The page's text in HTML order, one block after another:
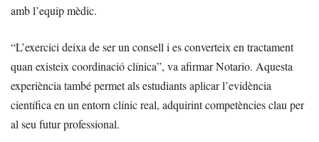
amb l’equip mèdic.
“L’exercici deixa de ser un consell i es converteix en tractament
quan existeix coordinació clínica”, va afirmar Notario. Aquesta
experiència també permet als estudiants aplicar l’evidència
científica en un entorn clínic real, adquirint competències clau per
al seu futur professional.